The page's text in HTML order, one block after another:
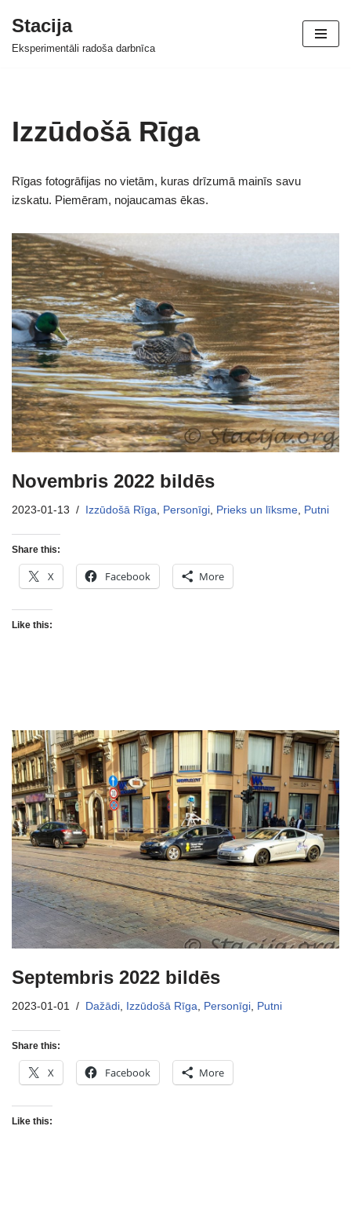
Skip
Stacija
Eksperimentāli radoša darbnīca
Izzūdošā Rīga
Rīgas fotogrāfijas no vietām, kuras drīzumā mainīs savu
izskatu. Piemēram, nojaucamas ēkas.
Novembris 2022 bildēs
2023-01-13 Izzūdošā Rīga Personīgi Prieks un līksme Putni
Share this:
X Facebook More
Like this:
Septembris 2022 bildēs
2023-01-01 Dažādi, Izzūdošā Rīga, Personīgi, Putni
Share this:
X Facebook More
Like this: